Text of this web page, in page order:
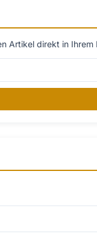
Artikel direkt in